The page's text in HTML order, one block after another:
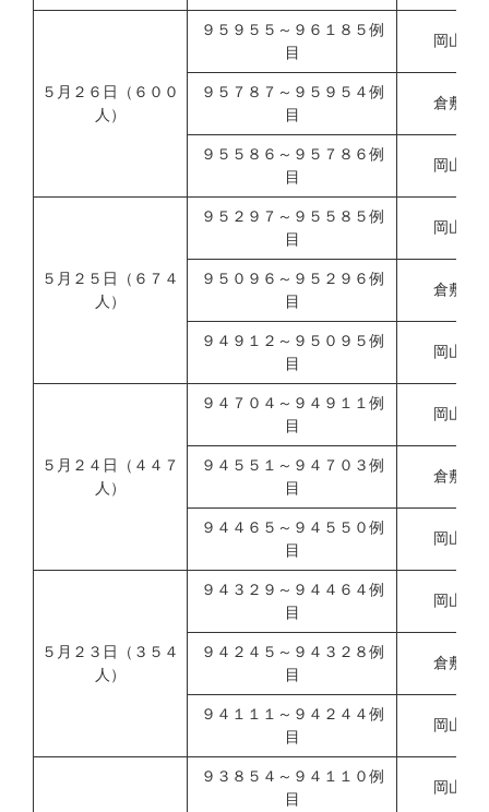
５月２６日（６００
人）
９５９５５～９６１８５例
目
岡山市
９５７８７～９５９５４例
目
倉敷市
９５５８６～９５７８６例
目
岡山県
５月２５日（６７４
人）
９５２９７～９５５８５例
目
岡山市
９５０９６～９５２９６例
目
倉敷市
９４９１２～９５０９５例
目
岡山県
５月２４日（４４７
人）
９４７０４～９４９１１例
目
岡山市
９４５５１～９４７０３例
目
倉敷市
９４４６５～９４５５０例
目
岡山県
５月２３日（３５４
人）
９４３２９～９４４６４例
目
岡山市
９４２４５～９４３２８例
目
倉敷市
９４１１１～９４２４４例
目
岡山県
９３８５４～９４１１０例
目
岡山市